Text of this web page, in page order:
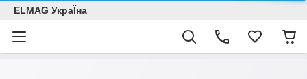
ELMAG УкраЇна